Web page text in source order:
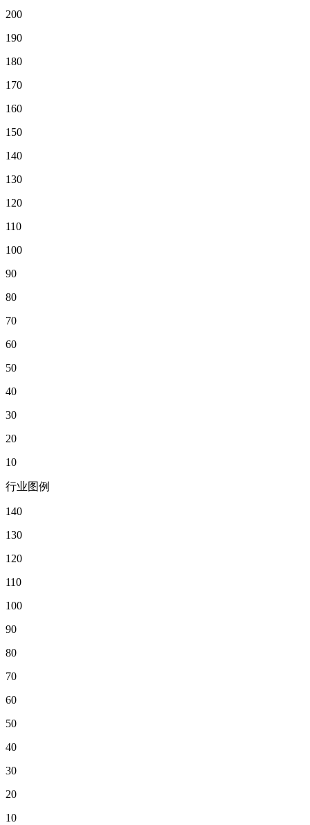
200
190
180
170
160
150
140
130
120
110
100
90
80
70
60
50
40
30
20
10
行业图例
140
130
120
110
100
90
80
70
60
50
40
30
20
10